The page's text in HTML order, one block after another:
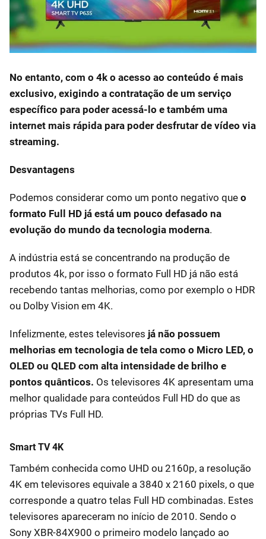
No entanto, com o 4k o acesso ao conteúdo é mais
exclusivo, exigindo a contratação de um serviço
específico para poder acessá-lo e também uma
internet mais rápida para poder desfrutar de vídeo via
streaming.
Desvantagens
Podemos considerar como um ponto negativo que o
formato Full HD já está um pouco defasado na
evolução do mundo da tecnologia moderna.
A indústria está se concentrando na produção de
produtos 4k, por isso o formato Full HD já não está
recebendo tantas melhorias, como por exemplo o HDR
ou Dolby Vision em 4K.
Infelizmente, estes televisores já não possuem
melhorias em tecnologia de tela como o Micro LED, o
OLED ou QLED com alta intensidade de brilho e
pontos quânticos. Os televisores 4K apresentam uma
melhor qualidade para conteúdos Full HD do que as
próprias TVs Full HD.
Smart TV 4K
Também conhecida como UHD ou 2160p, a resolução
4K em televisores equivale a 3840 x 2160 pixels, o que
corresponde a quatro telas Full HD combinadas. Estes
televisores apareceram no início de 2010. Sendo o
Sony XBR-84X900 o primeiro modelo lançado ao